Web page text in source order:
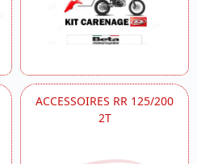
ACCESSOIRES RR 125/200
2T